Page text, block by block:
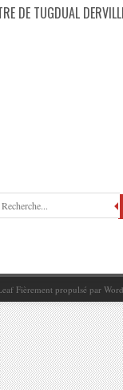
DE TUGDUAL
Fièrement propulsé par